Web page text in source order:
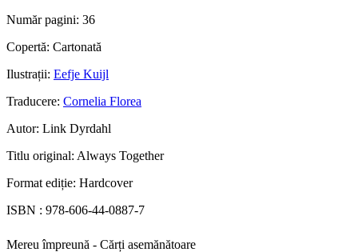
Număr pagini: 36
Copertă: Cartonată
Ilustrații: Eefje Kuijl
Traducere: Cornelia Florea
Autor: Link Dyrdahl
Titlu original: Always Together
Format ediție: Hardcover
ISBN : 978-606-44-0887-7
Mereu împreună - Cărți asemănătoare